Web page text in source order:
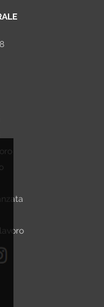
di salute. In
impartite da
di vigilanza e
dai Candidati
alla finalità
tali
trattati nel
di
l'attività